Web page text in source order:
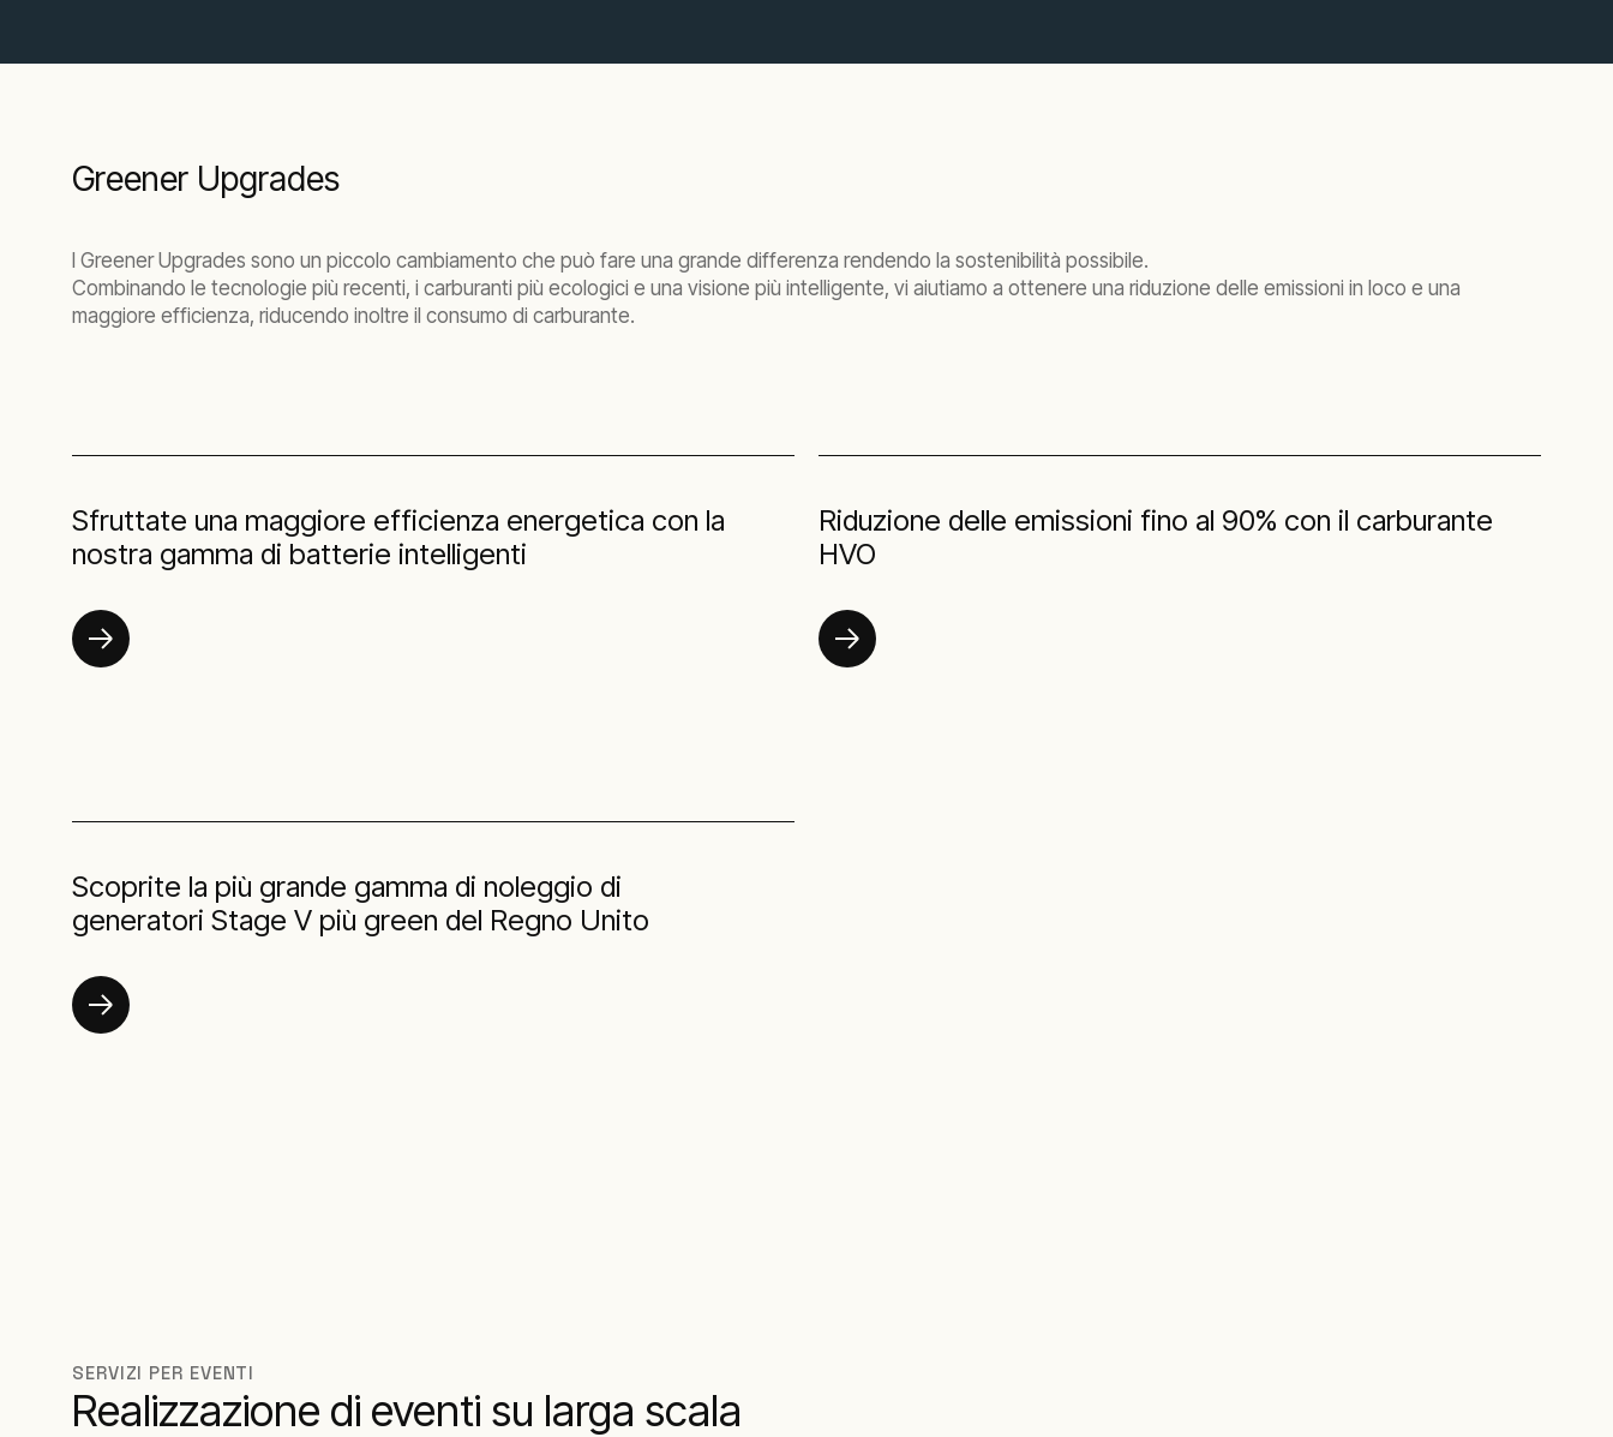
Greener Upgrades
I Greener Upgrades sono un piccolo cambiamento che può fare una grande differenza rendendo la sostenibilità possibile.
Combinando le tecnologie più recenti, i carburanti più ecologici e una visione più intelligente, vi aiutiamo a ottenere una riduzione delle emissioni in loco e una
maggiore efficienza, riducendo inoltre il consumo di carburante.
Sfruttate una maggiore efficienza energetica con la
nostra gamma di batterie intelligenti
Riduzione delle emissioni fino al 90% con il carburante
HVO
Scoprite la più grande gamma di noleggio di
generatori Stage V più green del Regno Unito
SERVIZI PER EVENTI
Realizzazione di eventi su larga scala